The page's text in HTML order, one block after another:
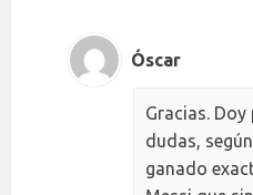
Óscar
Gracias.
dudas,
ganado